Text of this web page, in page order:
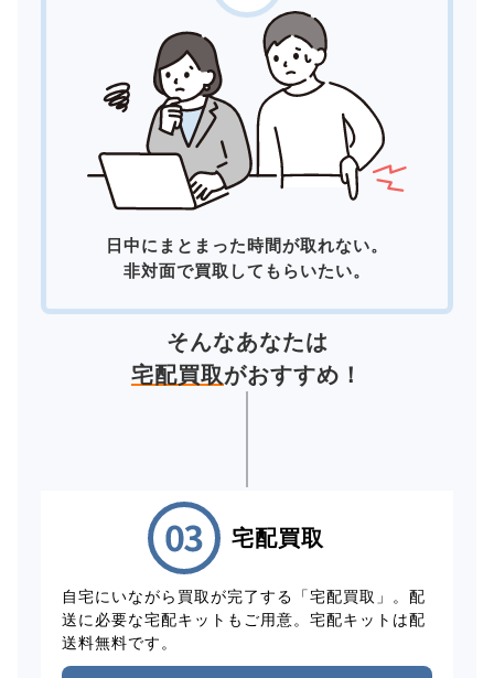
日中にまとまった時間が取れない。
非対面で買取してもらいたい。
そんなあなたは
宅配買取がおすすめ！
宅配買取
自宅にいながら買取が完了する「宅配買取」。配
送に必要な宅配キットもご用意。宅配キットは配
送料無料です。